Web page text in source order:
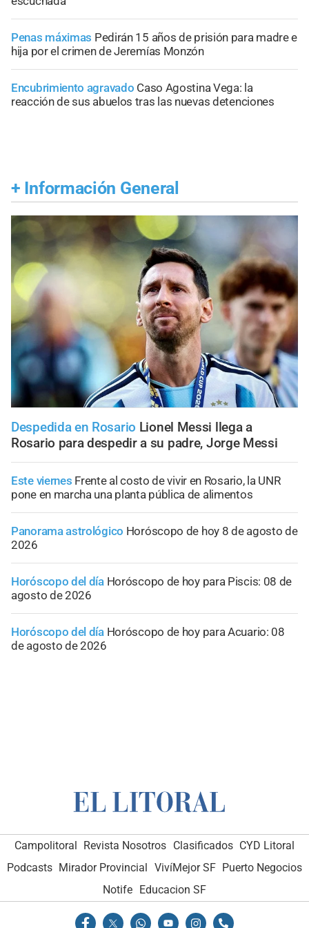
Penas máximas Pedirán 15 años de prisión para madre e
hija por el crimen de Jeremías Monzón
Encubrimiento agravado Caso Agostina Vega: la
reacción de sus abuelos tras las nuevas detenciones
+ Información General
Despedida en Rosario Lionel Messi llega a
Rosario para despedir a su padre, Jorge Messi
Este viernes Frente al costo de vivir en Rosario, la UNR
pone en marcha una planta pública de alimentos
Panorama astrológico Horóscopo de hoy 8 de agosto de
2026
Horóscopo del día Horóscopo de hoy para Piscis: 08 de
agosto de 2026
Horóscopo del día Horóscopo de hoy para Acuario: 08
de agosto de 2026
Campolitoral Revista Nosotros Clasificados CYD Litoral
Podcasts Mirador Provincial VivíMejor SF Puerto Negocios
Notife Educacion SF